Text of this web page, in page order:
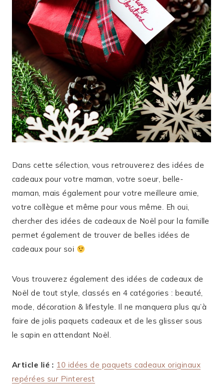
Dans cette sélection, vous retrouverez des idées de
cadeaux pour votre maman, votre soeur, belle-
maman, mais également pour votre meilleure amie,
votre collègue et même pour vous même. Eh oui,
chercher des idées de cadeaux de Noël pour la famille
permet également de trouver de belles idées de
cadeaux pour soi
Vous trouverez également des idées de cadeaux de
Noël de tout style, classés en 4 catégories : beauté,
mode, décoration & lifestyle. Il ne manquera plus qu’à
faire de jolis paquets cadeaux et de les glisser sous
le sapin en attendant Noël.
Article lié : 10 idées de paquets cadeaux originaux
repérées sur Pinterest